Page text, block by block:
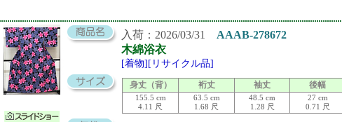
入荷：2026/03/31
AAAB-278672
木綿浴衣
[着物][リサイクル品]
身丈（背） 裄丈 袖丈 後幅
155.5 cm
4.11 尺
63.5 cm
1.68 尺
48.5 cm
1.28 尺
27 cm
0.71 尺